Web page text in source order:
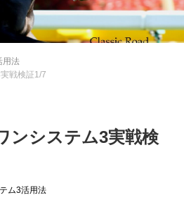
用法
戦検証1/7
ンシステム3実戦検
ム3活用法